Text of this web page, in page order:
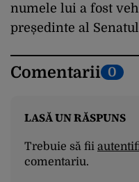
numele lui a fost
președinte al
Comentarii 0
LASĂ UN RĂSPUNS
Trebuie să fii
comentariu.